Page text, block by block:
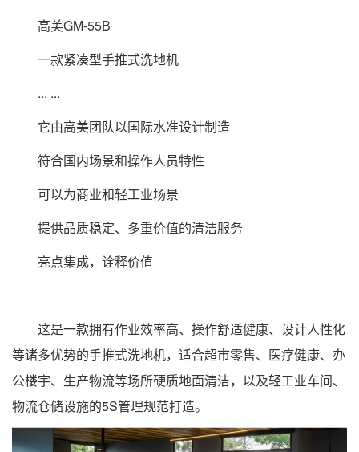
高美GM-55B
一款紧凑型手推式洗地机
... ...
它由高美团队以国际水准设计制造
符合国内场景和操作人员特性
可以为商业和轻工业场景
提供品质稳定、多重价值的清洁服务
亮点集成，诠释价值
这是一款拥有作业效率高、操作舒适健康、设计人性化
等诸多优势的手推式洗地机，适合超市零售、医疗健康、办
公楼宇、生产物流等场所硬质地面清洁，以及轻工业车间、
物流仓储设施的5S管理规范打造。